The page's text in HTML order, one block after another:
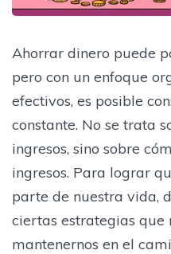
Ahorrar dinero puede
pero con un enfoque
efectivos, es posible
constante. No se trata
ingresos, sino sobre
ingresos. Para lograr
parte de nuestra vida,
ciertas estrategias que
mantenernos en el